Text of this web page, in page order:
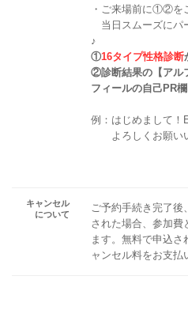
・ご来場前に①②を
当日スムーズにパ
♪
①16タイプ性格診断
②診断結果の【アル
フィールの自己PR
例：はじめまして！
よろしくお願い
キャンセル
について
ご予約手続き完了
された場合、参加費
ます。無料で申込
ャンセル料をお支払